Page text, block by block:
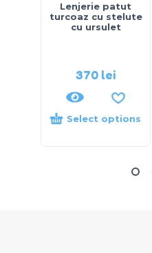
Lenjerie patut
turcoaz cu stelute
cu ursulet
370 lei
Select options